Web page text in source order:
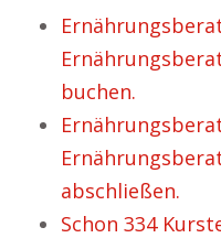
buchen.
abschließen.
Schon 334